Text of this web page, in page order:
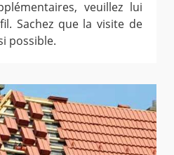
veuillez lui
Sachez que la visite de
possible.